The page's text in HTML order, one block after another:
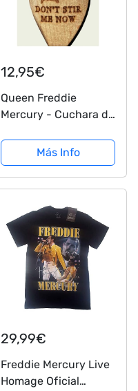
12,95€
Queen Freddie
Mercury - Cuchara de
madera para cocina,
regalo de cumpleaños
Más Info
29,99€
Freddie Mercury Live
Homage Oficial